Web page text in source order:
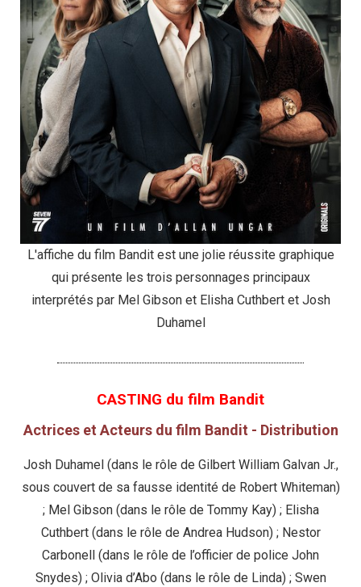
L'affiche du film Bandit est une jolie réussite graphique
qui présente les trois personnages principaux
interprétés par Mel Gibson et Elisha Cuthbert et Josh
Duhamel
CASTING du film Bandit
Actrices et Acteurs du film Bandit - Distribution
Josh Duhamel (dans le rôle de Gilbert William Galvan Jr.,
sous couvert de sa fausse identité de Robert Whiteman)
; Mel Gibson (dans le rôle de Tommy Kay) ; Elisha
Cuthbert (dans le rôle de Andrea Hudson) ; Nestor
Carbonell (dans le rôle de l’officier de police John
Snydes) ; Olivia d’Abo (dans le rôle de Linda) ; Swen